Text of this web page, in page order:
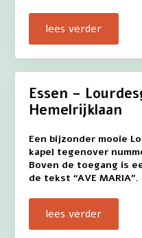
lees verder
Essen –
Hemelrijklaan
Een bijzonder mooie
kapel tegenover
Boven de toegang is
de tekst “AVE
lees verder